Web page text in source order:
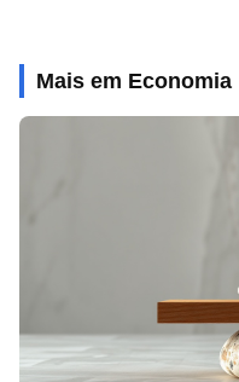
Mais em Economia